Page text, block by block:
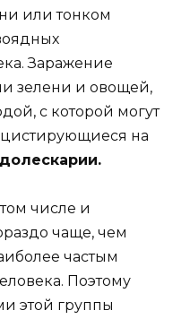
или тонком
Заражение
зелени и овощей,
с которой могут
на
числе и
чаще, чем
частым
Поэтому
этой группы